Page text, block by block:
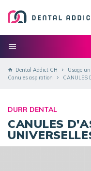
Dental Addict CH Usage
Canules aspiration
CANULES
DURR DENTAL
CANULES